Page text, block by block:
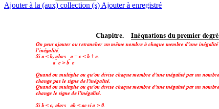
Ajouter à la (aux) collection (s) Ajouter à enregistré
Chapitre. Inéquations du premier
On peut ajouter ou retrancher un même nombre à chaque membre d’une
l’inégalité.
Si a < b, alors
a + c < b + c.
a
c > b c
Quand on multiplie ou qu'on divise chaque membre d'une inégalité par un
change pas le signe de l'inégalité.
Quand on multiplie ou qu'on divise chaque membre d'une inégalité par un
change le signe de l'inégalité.
Si b < c, alors ab < ac si a > 0.